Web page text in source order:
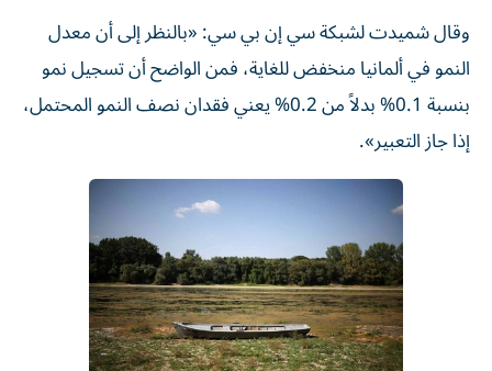
وقال شميدت لشبكة سي إن بي سي: «بالنظر إلى أن معدل
النمو في ألمانيا منخفض للغاية، فمن الواضح أن تسجيل نمو
بنسبة 0.1% بدلاً من 0.2% يعني فقدان نصف النمو المحتمل،
إذا جاز التعبير».